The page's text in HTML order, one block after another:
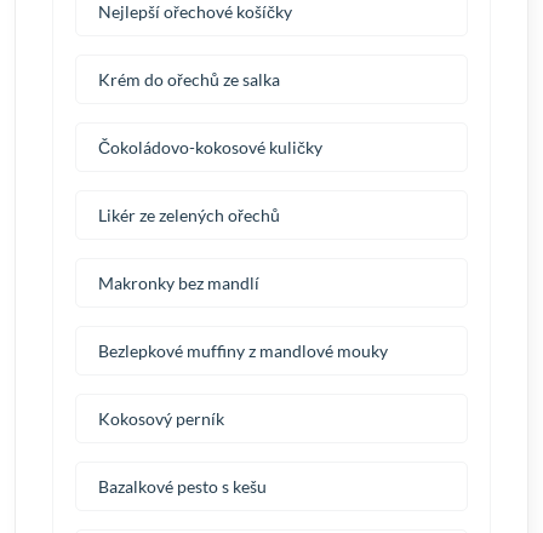
Nejlepší ořechové košíčky
Krém do ořechů ze salka
Čokoládovo-kokosové kuličky
Likér ze zelených ořechů
Makronky bez mandlí
Bezlepkové muffiny z mandlové mouky
Kokosový perník
Bazalkové pesto s kešu